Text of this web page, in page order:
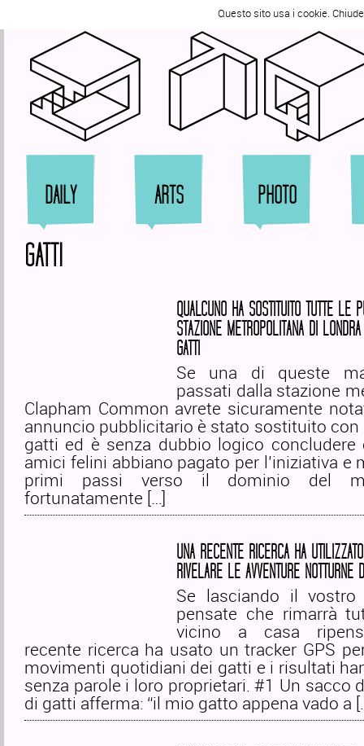
Segui @zqqrt
DAILY ARTS PHOTO
GATTI
QUALCUNO HA SOSTITUITO TUTTE LE
STAZIONE METROPOLITANA DI
GATTI
Se una di queste
passati dalla stazione
Clapham Common avrete sicuramente
annuncio pubblicitario è stato sostituito con
gatti ed è senza dubbio logico
amici felini abbiano pagato per l’iniziativa e
primi passi verso il dominio del
fortunatamente […]
UNA RECENTE RICERCA HA
RIVELARE LE AVVENTURE NOTTURNE
Se lasciando il
pensate che rimarrà
vicino a casa
recente ricerca ha usato un tracker GPS
movimenti quotidiani dei gatti e i risultati
senza parole i loro proprietari. #1 Un sacco
di gatti afferma: “il mio gatto appena vado a
Questo sito usa i cookie.